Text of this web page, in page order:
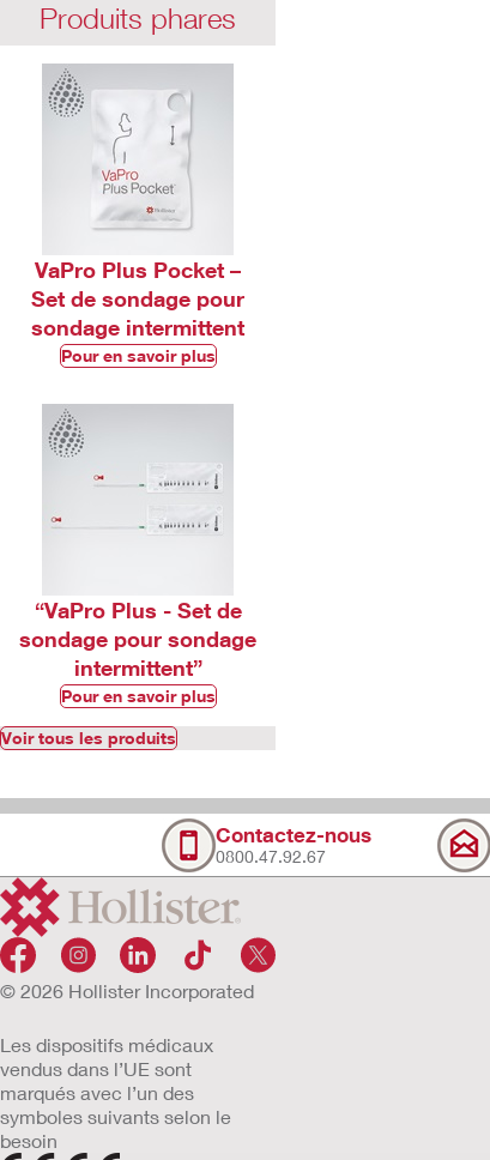
Produits phares
VaPro Plus Pocket –
Set de sondage pour
sondage intermittent​
Pour en savoir plus
“VaPro Plus - Set de
sondage pour sondage
intermittent”​
Pour en savoir plus
Voir tous les produits
Contactez-nous
0800.47.92.67
© 2026 Hollister Incorporated
Les dispositifs médicaux
vendus dans l’UE sont
marqués avec l’un des
symboles suivants selon le
besoin